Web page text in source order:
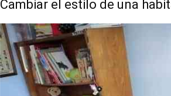
Cambiar el estilo de una